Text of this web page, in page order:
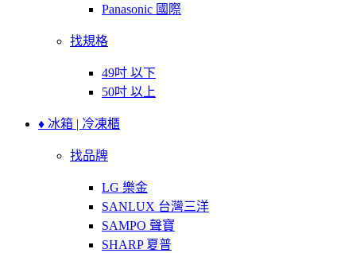
Panasonic 國際
找規格
49吋 以下
50吋 以上
♦ 冰箱 | 冷凍櫃
找品牌
LG 樂金
SANLUX 台灣三洋
SAMPO 聲寶
SHARP 夏普